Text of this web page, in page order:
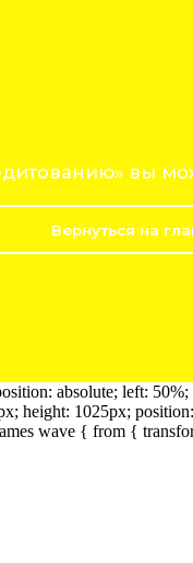
absolute; left:
1025px;
wave { from {